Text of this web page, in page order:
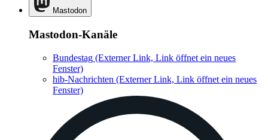
Mastodon
Mastodon-Kanäle
Bundestag (Externer Link, Link öffnet ein neues
Fenster)
hib-Nachrichten (Externer Link, Link öffnet ein neues
Fenster)